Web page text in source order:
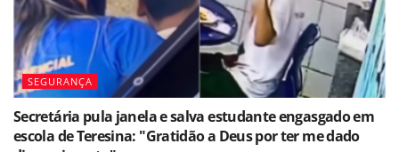
SEGURANÇA
Secretária pula janela e salva estudante engasgado em
escola de Teresina: "Gratidão a Deus por ter me dado